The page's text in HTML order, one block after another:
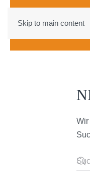
Skip to main content